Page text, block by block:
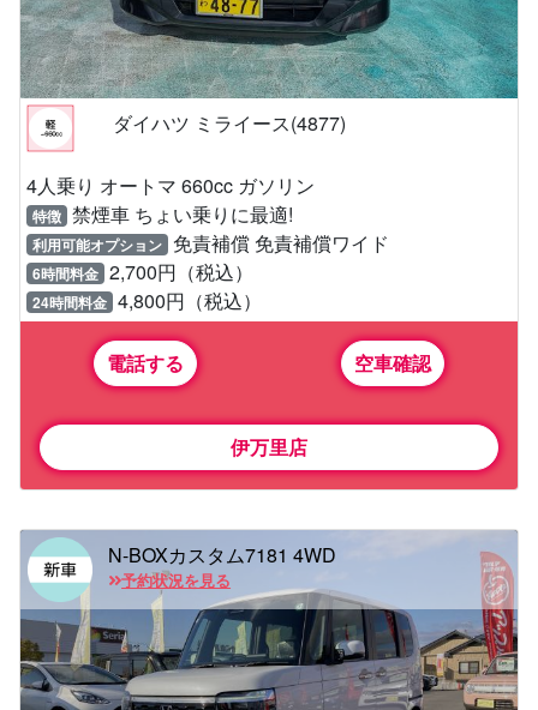
ダイハツ ミライース(4877)
4人乗り オートマ 660cc ガソリン
特徴 禁煙車 ちょい乗りに最適!
利用可能オプション 免責補償 免責補償ワイド
6時間料金 2,700円（税込）
24時間料金 4,800円（税込）
電話する 空車確認
伊万里店
N-BOXカスタム7181 4WD
予約状況を見る